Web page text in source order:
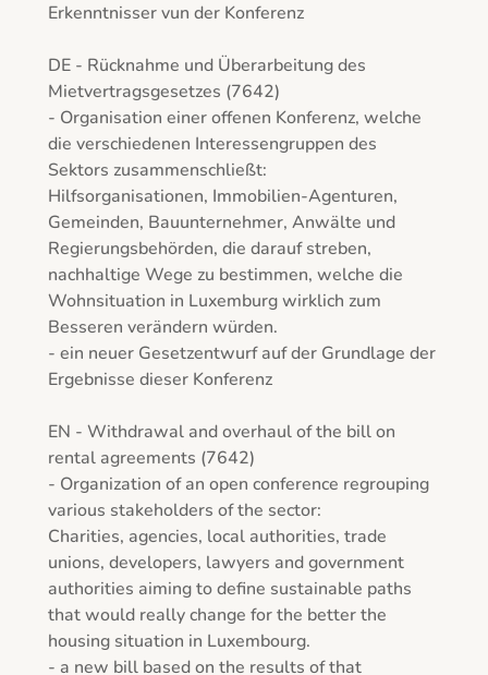
Erkenntnisser vun der Konferenz
DE - Rücknahme und Überarbeitung des
Mietvertragsgesetzes (7642)
- Organisation einer offenen Konferenz, welche
die verschiedenen Interessengruppen des
Sektors zusammenschließt:
Hilfsorganisationen, Immobilien-Agenturen,
Gemeinden, Bauunternehmer, Anwälte und
Regierungsbehörden, die darauf streben,
nachhaltige Wege zu bestimmen, welche die
Wohnsituation in Luxemburg wirklich zum
Besseren verändern würden.
- ein neuer Gesetzentwurf auf der Grundlage der
Ergebnisse dieser Konferenz
EN - Withdrawal and overhaul of the bill on
rental agreements (7642)
- Organization of an open conference regrouping
various stakeholders of the sector:
Charities, agencies, local authorities, trade
unions, developers, lawyers and government
authorities aiming to define sustainable paths
that would really change for the better the
housing situation in Luxembourg.
- a new bill based on the results of that